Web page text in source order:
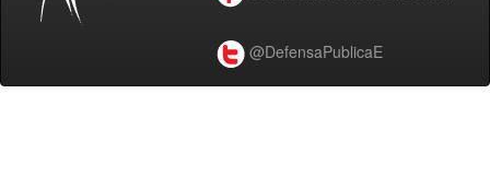
@DefensaPublicaE